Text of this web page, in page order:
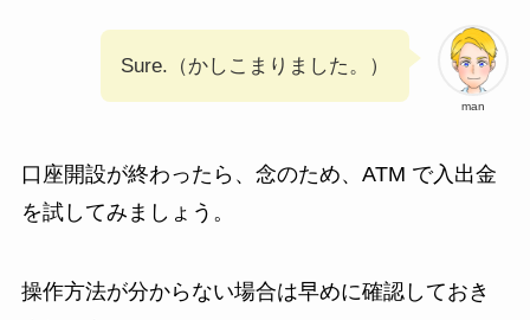
man
Sure.（かしこまりました。）
口座開設が終わったら、念のため、ATM で入出金
を試してみましょう。
操作方法が分からない場合は早めに確認しておき